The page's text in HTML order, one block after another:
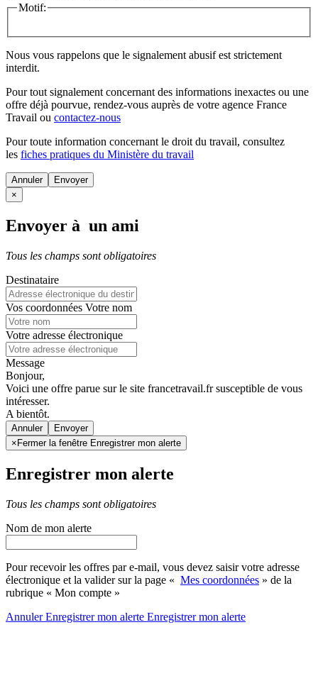
Motif:
Nous vous rappelons que le signalement abusif est strictement
interdit.
Pour tout signalement concernant des informations inexactes ou une
offre déjà pourvue, rendez-vous auprès de votre agence France
Travail ou contactez-nous
Pour toute information concernant le droit du travail, consultez
les fiches pratiques du Ministère du travail
Annuler
×
Envoyer à un ami
Tous les champs sont obligatoires
Destinataire
Vos coordonnées Votre nom
Votre adresse électronique
Message
Bonjour,
Voici une offre parue sur le site francetravail.fr susceptible de vous
intéresser.
A bientôt.
Annuler
× Fermer la fenêtre Enregistrer mon alerte
Enregistrer mon alerte
Tous les champs sont obligatoires
Nom de mon alerte
Pour recevoir les offres par e-mail, vous devez saisir votre adresse
électronique et la valider sur la page « Mes coordonnées » de la
rubrique « Mon compte »
AnnulerEnregistrer mon alerte Enregistrermon alerte